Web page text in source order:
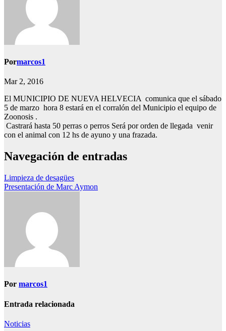
Pormarcos1
Mar 2, 2016
El MUNICIPIO DE NUEVA HELVECIA comunica que el sábado
5 de marzo hora 8 estará en el corralón del Municipio el equipo de
Zoonosis .
Castrará hasta 50 perras o perros Será por orden de llegada venir
con el animal con 12 hs de ayuno y una frazada.
Navegación de entradas
Limpieza de desagües
Presentación de Marc Aymon
Por marcos1
Entrada relacionada
Noticias